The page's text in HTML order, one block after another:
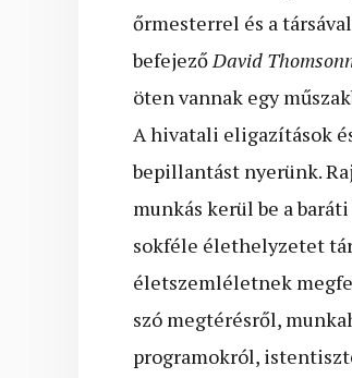
őrmesterrel és a társával
befejező David
öten vannak egy
A hivatali eligazítások
bepillantást nyerünk.
munkás kerül be a
sokféle élethelyzetet
életszemléletnek
szó megtérésről,
programokról,